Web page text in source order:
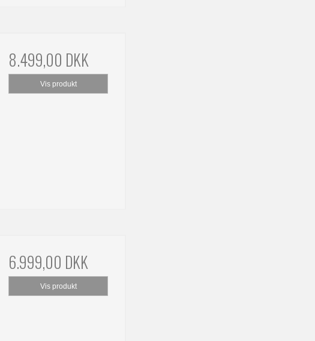
8.499,00 DKK
Vis produkt
6.999,00 DKK
Vis produkt